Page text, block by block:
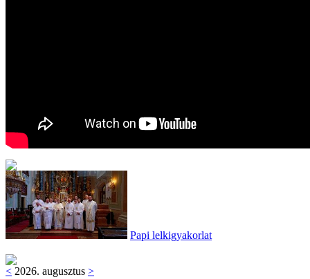
Papi lelkigyakorlat
< 2026. augusztus >